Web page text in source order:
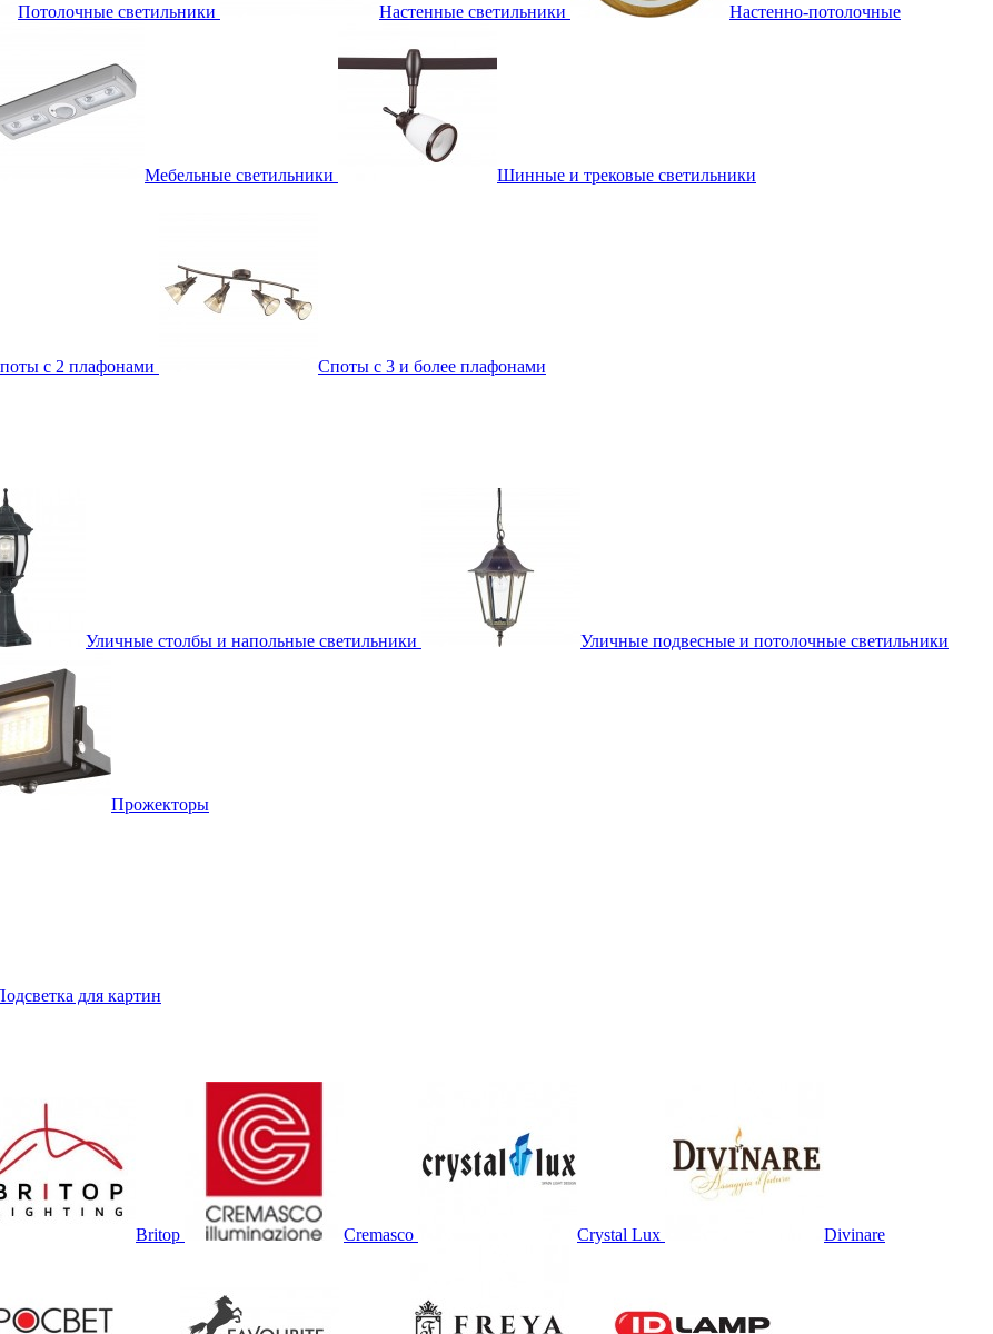
Потолочные светильники Настенные светильники Настенно-потолочные
Мебельные светильники
Шинные и трековые светильники
с 2 плафонами
Споты с 3 и более плафонами
Уличные столбы и напольные светильники Уличные подвесные и потолочные светильники
Прожекторы
для картин
Britop Cremasco Crystal Lux Divinare